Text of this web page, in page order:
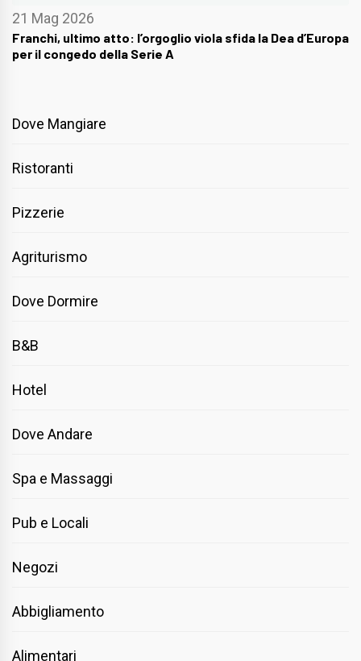
21 Mag 2026
Franchi, ultimo atto: l’orgoglio viola sfida la Dea d’Europa
per il congedo della Serie A
Dove Mangiare
Ristoranti
Pizzerie
Agriturismo
Dove Dormire
B&B
Hotel
Dove Andare
Spa e Massaggi
Pub e Locali
Negozi
Abbigliamento
Alimentari